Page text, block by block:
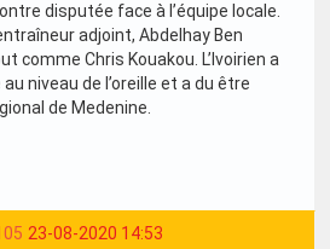
disputée face à l’équipe locale.
adjoint, Abdelhay Ben
comme Chris Kouakou. L’Ivoirien a
niveau de l’oreille et a du être
de Medenine.
23-08-2020 14:53